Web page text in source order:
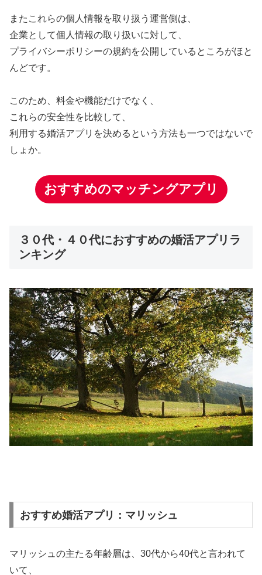
またこれらの個人情報を取り扱う運営側は、
企業として個人情報の取り扱いに対して、
プライバシーポリシーの規約を公開しているところがほと
んどです。
このため、料金や機能だけでなく、
これらの安全性を比較して、
利用する婚活アプリを決めるという方法も一つではないで
しょか。
おすすめのマッチングアプリ
３０代・４０代におすすめの婚活アプリラ
ンキング
おすすめ婚活アプリ：マリッシュ
マリッシュの主たる年齢層は、30代から40代と言われて
いて、